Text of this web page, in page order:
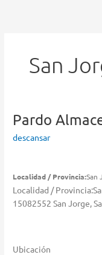
San
Pardo
descansar
Localidad / Provincia:San
Localidad /
15082552 San Jorge,
Ubicación